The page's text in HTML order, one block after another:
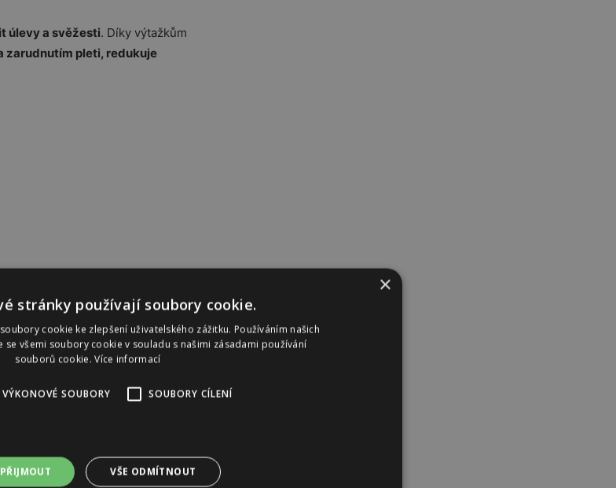
úlevy a svěžesti. Díky výtažkům
zarudnutím pleti, redukuje
a bioaktivním mořským
a zároveňpodporuje přirozený
pleti díky posílení její ochranné
×
stránky používají soubory cookie.
cookie ke zlepšení uživatelského zážitku. Používáním našich
se všemi soubory cookie v souladu s našimi zásadami používání
souborů cookie.Více informací
VÝKONOVÉ SOUBORY SOUBORY CÍLENÍ
VŠE ODMÍTNOUT